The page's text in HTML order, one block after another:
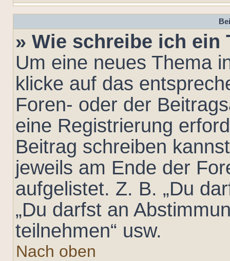
» Wie schreibe ich ein
Um eine neues Thema
klicke auf das
Foren- oder der
eine Registrierung
Beitrag schreiben
jeweils am Ende der
aufgelistet. Z. B. „Du
„Du darfst an
teilnehmen“ usw.
Nach oben